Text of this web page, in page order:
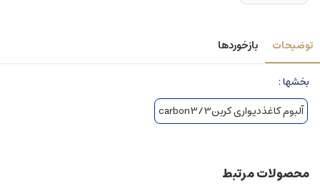
توضیحات بازخوردها
بخشها :
آلبوم کاغذدیواری کربن3/carbon3
محصولات مرتبط